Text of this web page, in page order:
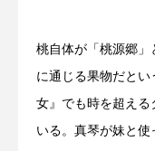
桃自体が「桃源郷」
に通じる果物だと
女』でも時を超える
いる。真琴が妹と